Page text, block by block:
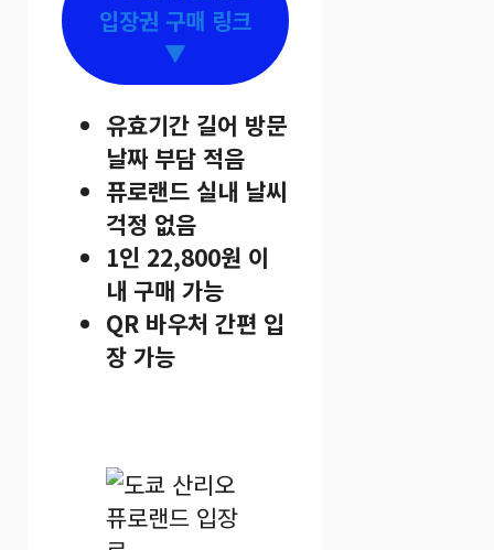
입장권 구매 링크
▼
유효기간 길어 방문
날짜 부담 적음
퓨로랜드 실내 날씨
걱정 없음
1인 22,800원 이
내 구매 가능
QR 바우처 간편 입
장 가능